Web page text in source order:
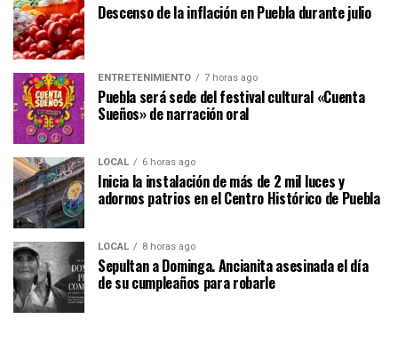
Descenso de la inflación en Puebla durante julio
ENTRETENIMIENTO 7 horas ago
Puebla será sede del festival cultural «Cuenta
Sueños» de narración oral
LOCAL 6 horas ago
Inicia la instalación de más de 2 mil luces y
adornos patrios en el Centro Histórico de Puebla
LOCAL 8 horas ago
Sepultan a Dominga. Ancianita asesinada el día
de su cumpleaños para robarle